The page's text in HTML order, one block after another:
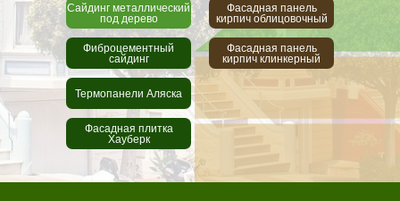
Фасадная панель
кирпич облицовочный
Фасадная панель
кирпич клинкерный
Сайдинг металлический
под дерево
Фасадная плитка
Хауберк
Термопанели Аляска
Фиброцементный
сайдинг